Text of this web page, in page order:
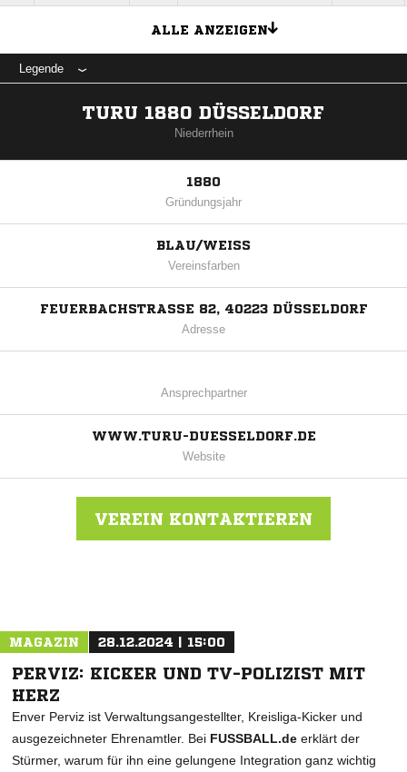
ALLE ANZEIGEN
Legende
TURU 1880 DÜSSELDORF
Niederrhein
1880
Gründungsjahr
BLAU/WEISS
Vereinsfarben
FEUERBACHSTRASSE 82, 40223 DÜSSELDORF
Adresse
Ansprechpartner
WWW.TURU-DUESSELDORF.DE
Website
VEREIN KONTAKTIEREN
MAGAZIN 28.12.2024 | 15:00
PERVIZ: KICKER UND TV-POLIZIST MIT
HERZ
Enver Perviz ist Verwaltungsangestellter, Kreisliga-Kicker und
ausgezeichneter Ehrenamtler. Bei FUSSBALL.de erklärt der
Stürmer, warum für ihn eine gelungene Integration ganz wichtig